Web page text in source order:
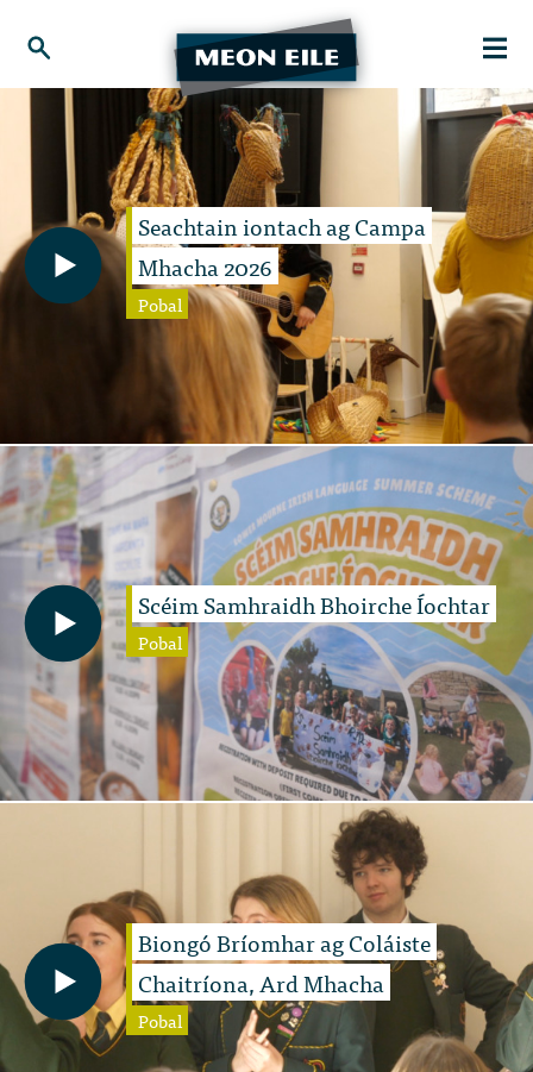
Seachtain iontach ag Campa
Mhacha 2026
Pobal
Scéim Samhraidh Bhoirche Íochtar
Pobal
Biongó Bríomhar ag Coláiste
Chaitríona, Ard Mhacha
Pobal